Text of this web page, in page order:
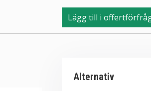
Lägg till i
Alternativ